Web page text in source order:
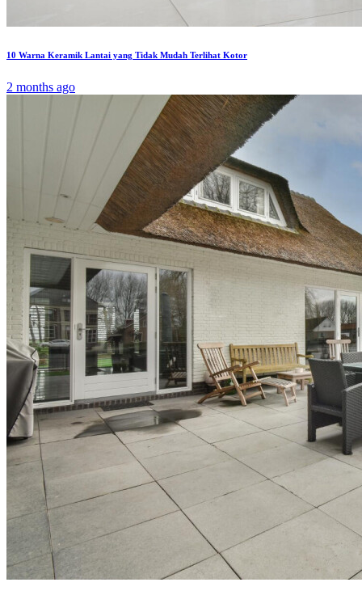
10 Warna Keramik Lantai yang Tidak Mudah Terlihat Kotor
2 months ago